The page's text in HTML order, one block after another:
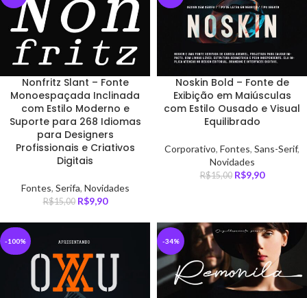
Nonfritz Slant – Fonte
Monoespaçada Inclinada
com Estilo Moderno e
Suporte para 268 Idiomas
para Designers
Profissionais e Criativos
Digitais
Fontes, Serifa, Novidades
R$15,00 R$9,90
Noskin Bold – Fonte de
Exibição em Maiúsculas
com Estilo Ousado e Visual
Equilibrado
Corporativo, Fontes, Sans-Serif,
Novidades
R$15,00 R$9,90
-100% -34%